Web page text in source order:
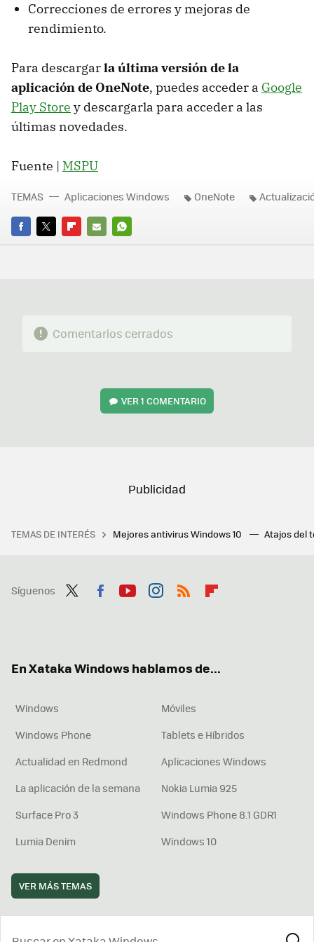
Correcciones de errores y mejoras de
rendimiento.
Para descargarla última versión de la
aplicación de OneNote, puedes acceder a Google
Play Store y descargarla para acceder a las
últimas novedades.
Fuente | MSPU
FACEBOOK
TWITTERFLIPBOARD
E-
WHATSAPP
TEMAS Aplicaciones Windows OneNote
Comentarios cerrados
VER1 COMENTARIO
TEMAS DE INTERÉS Mejores antivirus Windows 10 Atajos del
Síguenos
En Xataka Windows hablamos de...
Windows
Móviles
Windows Phone
Tablets e Híbridos
Actualidad en Redmond
Aplicaciones Windows
La aplicación de la semana
Nokia Lumia 925
Surface Pro 3
Windows Phone 8.1 GDR1
Lumia Denim
Windows 10
VER MÁS TEMAS